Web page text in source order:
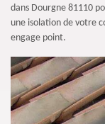
dans Dourgne 81110
une isolation de votre
engage point.